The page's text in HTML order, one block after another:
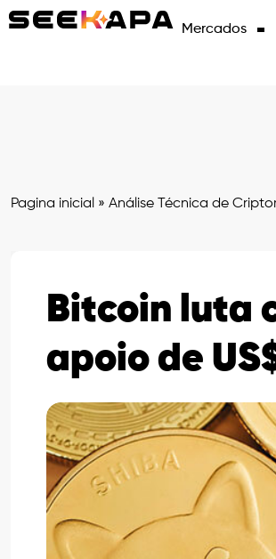
Mercados
Pagina inicial » Análise Técnica de
Bitcoin luta
apoio de